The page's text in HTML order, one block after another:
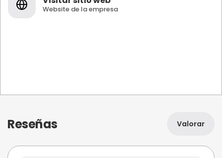
Website de la empresa
Reseñas Valorar